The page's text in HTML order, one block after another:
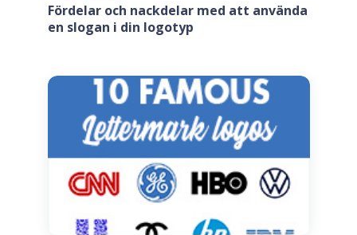
Fördelar och nackdelar med att använda
en slogan i din logotyp